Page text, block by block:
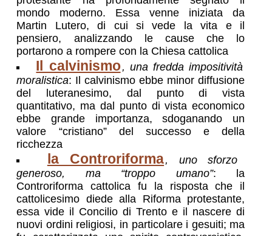
mondo moderno. Essa venne iniziata da
Martin Lutero, di cui si vede la vita e il
pensiero, analizzando le cause che lo
portarono a rompere con la Chiesa cattolica
Il calvinismo, una fredda impositività
moralistica: Il calvinismo ebbe minor diffusione
del luteranesimo, dal punto di vista
quantitativo, ma dal punto di vista economico
ebbe grande importanza, sdoganando un
valore “cristiano” del successo e della
ricchezza
la Controriforma, uno sforzo
generoso, ma “troppo umano”: la
Controriforma cattolica fu la risposta che il
cattolicesimo diede alla Riforma protestante,
essa vide il Concilio di Trento e il nascere di
nuovi ordini religiosi, in particolare i gesuiti; ma